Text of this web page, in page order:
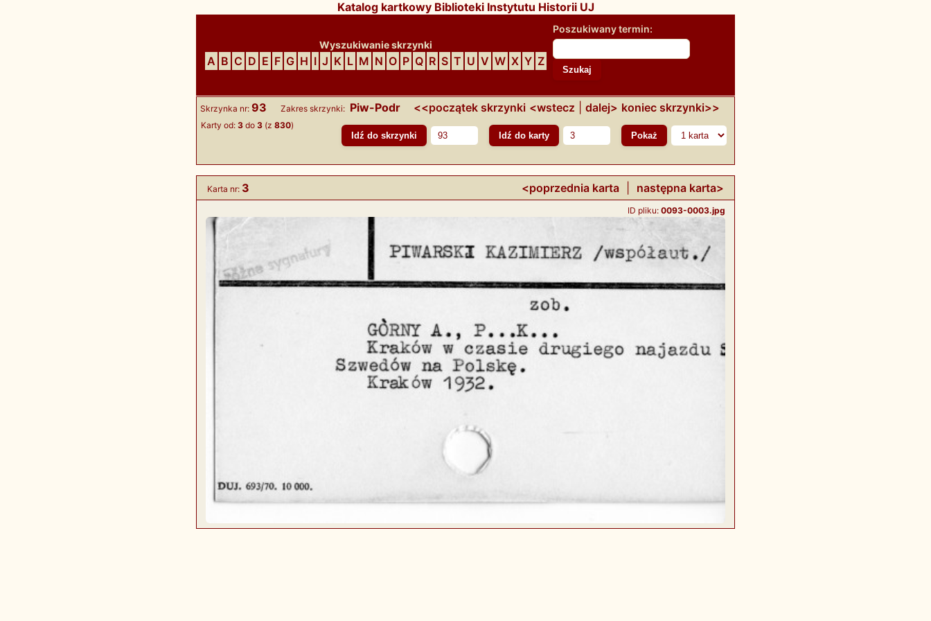
Katalog kartkowy Biblioteki Instytutu Historii UJ
Wyszukiwanie skrzynki
A B C D E F G H I J K L M N O P Q R S T U V W X Y Z
Poszukiwany termin:
Skrzynka nr: 93 Zakres skrzynki: Piw-Podr <<początek skrzynki <wstecz dalej> koniec skrzynki>>
Karty od: 3 do 3 (z 830)
Karta nr: 3 <poprzednia karta następna karta>
ID pliku: 0093-0003.jpg